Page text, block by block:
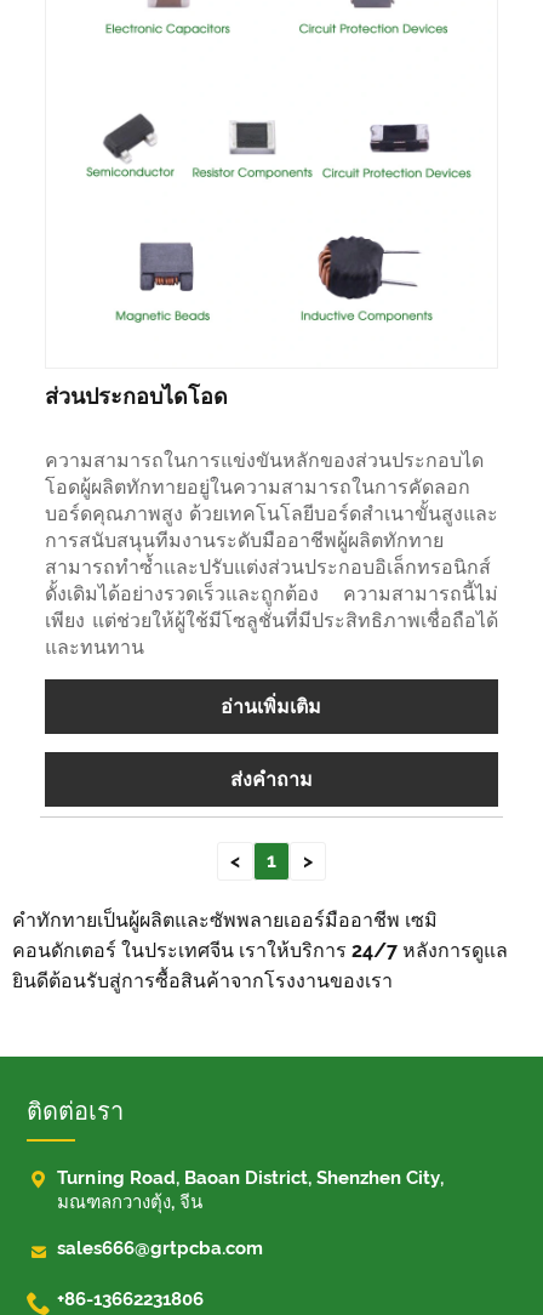
ส่วนประกอบไดโอด
ความสามารถในการแข่งขันหลักของส่วนประกอบได
โอดผู้ผลิตทักทายอยู่ในความสามารถในการคัดลอก
บอร์ดคุณภาพสูง ด้วยเทคโนโลยีบอร์ดสำเนาขั้นสูงและ
การสนับสนุนทีมงานระดับมืออาชีพผู้ผลิตทักทาย
สามารถทำซ้ำและปรับแต่งส่วนประกอบอิเล็กทรอนิกส์
ดั้งเดิมได้อย่างรวดเร็วและถูกต้อง ความสามารถนี้ไม่
เพียง แต่ช่วยให้ผู้ใช้มีโซลูชั่นที่มีประสิทธิภาพเชื่อถือได้
และทนทาน
อ่านเพิ่มเติม
ส่งคำถาม
< 1 >
คำทักทายเป็นผู้ผลิตและซัพพลายเออร์มืออาชีพ เซมิ
คอนดักเตอร์ ในประเทศจีน เราให้บริการ 24/7 หลังการดูแล
ยินดีต้อนรับสู่การซื้อสินค้าจากโรงงานของเรา
ติดต่อเรา
 Turning Road, Baoan District, Shenzhen City,
มณฑลกวางตุ้ง, จีน
 sales666@grtpcba.com
 +86-13662231806